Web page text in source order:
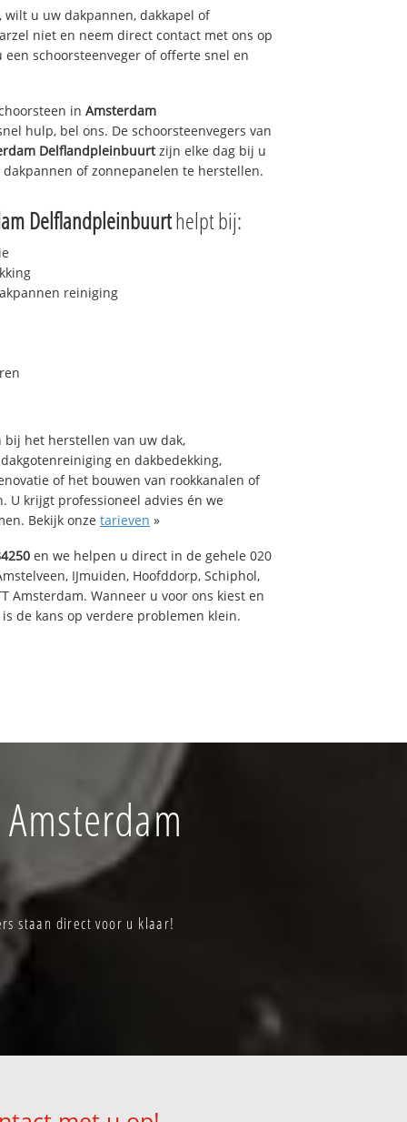
u uw dakpannen, dakkapel of
niet en neem direct contact met ons op
een schoorsteenveger of offerte snel en
in Amsterdam
hulp, bel ons. De schoorsteenvegers van
Delflandpleinbuurtzijn elke dag bij u
of zonnepanelen te herstellen.
Delflandpleinbuurthelpt bij:
reiniging
bij het herstellen van uw dak,
en dakbedekking,
of het bouwen van rookkanalen of
U krijgt professioneel advies én we
Bekijk onze tarieven »
en we helpen u direct in de gehele 020
IJmuiden, Hoofddorp, Schiphol,
Amsterdam. Wanneer u voor ons kiest en
de kans op verdere problemen klein.
staan direct voor u klaar!